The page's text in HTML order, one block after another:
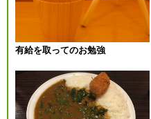
ー
シ
ョ
有給を取ってのお勉強